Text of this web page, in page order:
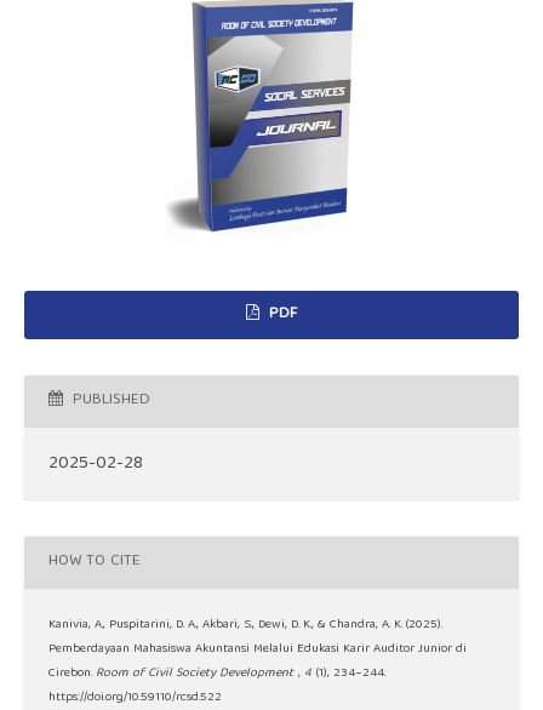
PDF
PUBLISHED
2025-02-28
HOW TO CITE
Kanivia, A., Puspitarini, D. A., Akbari, S., Dewi, D. K., & Chandra, A. K. (2025).
Pemberdayaan Mahasiswa Akuntansi Melalui Edukasi Karir Auditor Junior di
Cirebon. Room of Civil Society Development , 4 (1), 234–244.
https://doi.org/10.59110/rcsd.522